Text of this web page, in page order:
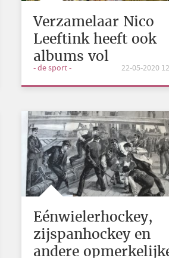
Verzamelaar Nico
Leeftink heeft ook
albums vol
bijzondere
hockeyplaatjes
- de sport - 22-05-2020
Eénwielerhockey,
zijspanhockey en
andere